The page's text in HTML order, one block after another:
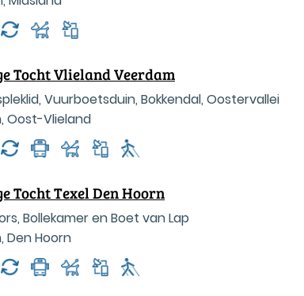
Tocht Vlieland Veerdam
Vuurboetsduin, Bokkendal, Oostervallei
, Oost-Vlieland
Tocht Texel Den Hoorn
Bollekamer en Boet van Lap
, Den Hoorn